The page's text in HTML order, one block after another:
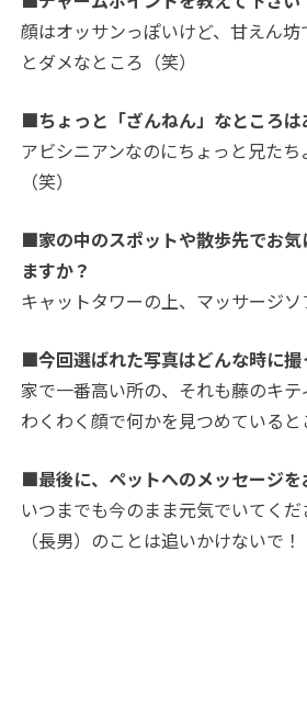
顔はオッサンっぽいけど、甘えん
とダメなところ（笑）
■ちょっと「ざんねん」なところは
アビシニアンなのにちょっと兄た
（笑）
■家の中のスポットや散歩先でお気
ますか？
キャットタワーの上、マッサージソ
■今回選ばれた写真はどんな時に撮
家で一番高い所の、それも藤のキテ
わくわく顔で何かを見つめていると
■最後に、ペットへのメッセージを
いつまでも今のまま元気でいてく
（長男）のことは追いかけないで！